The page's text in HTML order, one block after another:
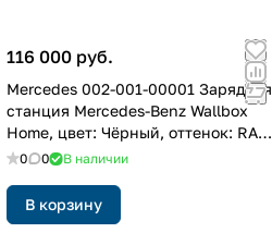
116 000 руб.
Mercedes 002-001-00001 Зарядная
станция Mercedes-Benz Wallbox
Home, цвет: Чёрный, оттенок: RAL
9011
0 0 В наличии
В корзину